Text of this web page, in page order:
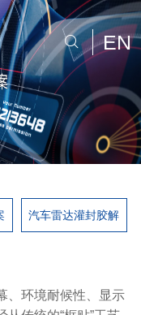
EN
汽车雷达灌封胶解
、环境耐候性、显示